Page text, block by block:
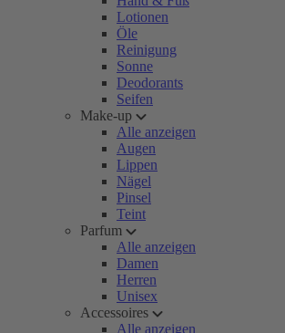
Lotionen
Öle
Reinigung
Sonne
Deodorants
Seifen
Make-up
Alle anzeigen
Augen
Lippen
Nägel
Pinsel
Teint
Parfum
Alle anzeigen
Damen
Herren
Unisex
Accessoires
Alle anzeigen